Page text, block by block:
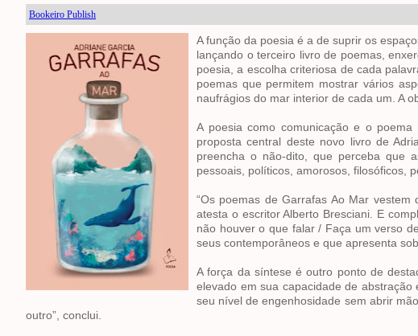
Bookeiro Publish
A função da poesia é a de suprir os
lançando o terceiro livro de poemas,
poesia, a escolha criteriosa de cada
poemas que permitem mostrar vários
naufrágios do mar interior de cada um. A
A poesia como comunicação e o
proposta central deste novo livro de
preencha o não-dito, que perceba que
pessoais, políticos, amorosos, filosóficos,
“Os poemas de Garrafas Ao Mar vestem
atesta o escritor Alberto Bresciani. E
não houver o que falar / Faça um verso
seus contemporâneos e que apresenta
A força da síntese é outro ponto de
elevado em sua capacidade de abstração
seu nível de engenhosidade sem abrir
outro”, conclui.